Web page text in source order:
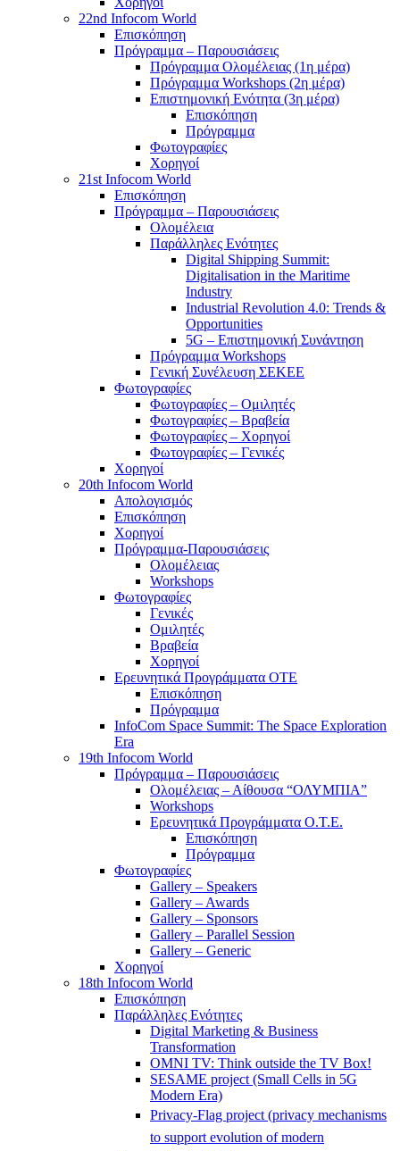
22nd Infocom World
Επισκόπηση
Πρόγραμμα – Παρουσιάσεις
Πρόγραμμα Ολομέλειας (1η μέρα)
Πρόγραμμα Workshops (2η μέρα)
Επιστημονική Ενότητα (3η μέρα)
Επισκόπηση
Πρόγραμμα
Φωτογραφίες
Χορηγοί
21st Infocom World
Επισκόπηση
Πρόγραμμα – Παρουσιάσεις
Ολομέλεια
Παράλληλες Ενότητες
Digital Shipping Summit:
Digitalisation in the Maritime
Industry
Industrial Revolution 4.0: Trends &
Opportunities
5G – Επιστημονική Συνάντηση
Πρόγραμμα Workshops
Γενική Συνέλευση ΣΕΚΕΕ
Φωτογραφίες
Φωτογραφίες – Ομιλητές
Φωτογραφίες – Βραβεία
Φωτογραφίες – Χορηγοί
Φωτογραφίες – Γενικές
Χορηγοί
20th Infocom World
Απολογισμός
Επισκόπηση
Χορηγοί
Πρόγραμμα-Παρουσιάσεις
Ολομέλειας
Workshops
Φωτογραφίες
Γενικές
Ομιλητές
Βραβεία
Χορηγοί
Ερευνητικά Προγράμματα ΟΤΕ
Επισκόπηση
Πρόγραμμα
InfoCom Space Summit: The Space Exploration
Era
19th Infocom World
Πρόγραμμα – Παρουσιάσεις
Ολομέλειας – Αίθουσα “ΟΛΥΜΠΙΑ”
Workshops
Ερευνητικά Προγράμματα Ο.Τ.Ε.
Επισκόπηση
Πρόγραμμα
Φωτογραφίες
Gallery – Speakers
Gallery – Awards
Gallery – Sponsors
Gallery – Parallel Session
Gallery – Generic
Χορηγοί
18th Infocom World
Επισκόπηση
Παράλληλες Ενότητες
Digital Marketing & Business
Transformation
OMNI TV: Think outside the TV Box!
SESAME project (Small Cells in 5G
Modern Era)
Privacy-Flag project (privacy mechanisms
to support evolution of modern